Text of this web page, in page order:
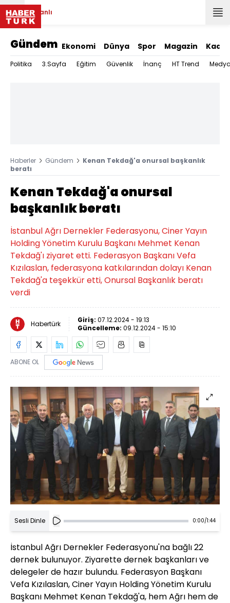
Canlı
Gündem Ekonomi Dünya Spor Magazin Kadın
Politika 3.Sayfa Eğitim Güvenlik İnanç HT Trend
Haberler Gündem
Kenan Tekdağ'a onursal başkanlık
beratı
Kenan Tekdağ'a onursal
başkanlık beratı
İstanbul Ağrı Dernekler Federasyonu, Ciner Yayın
Holding Yönetim Kurulu Başkanı Mehmet Kenan
Tekdağ'ı ziyaret etti. Federasyon Başkanı Vefa
Kızılaslan, federasyona katkılarından dolayı Kenan
Tekdağ'a teşekkür etti, Onursal Başkanlık beratı
verdi
Habertürk Giriş: 07.12.2024 - 19:13
Güncelleme: 09.12.2024 - 15:10
ABONE OL
Sesli Dinle 0:00/1:44
İstanbul Ağrı Dernekler Federasyonu'na bağlı 22
dernek bulunuyor. Ziyarette dernek başkanları ve
delegeler de hazır bulundu. Federasyon Başkanı
Vefa Kızılaslan, Ciner Yayın Holding Yönetim Kurulu
Başkanı Mehmet Kenan Tekdağ'a, hem Ağrı hem de